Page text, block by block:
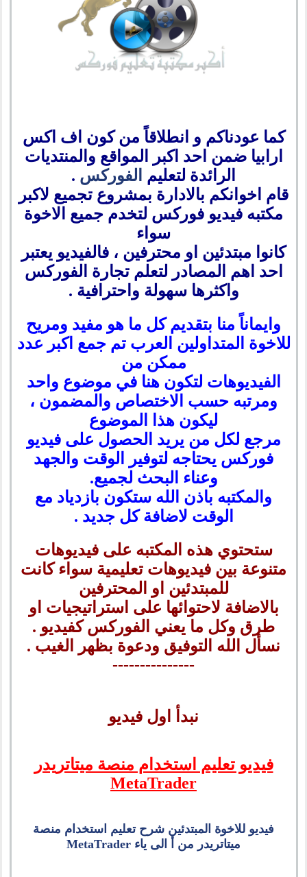
كما عودناكم و انطلاقاً من كون اف اكس
ارابيا ضمن احد اكبر المواقع والمنتديات
الرائدة لتعليم الفوركس .
قام اخوانكم بالادارة بمشروع تجميع لاكبر
مكتبه فيديو فوركس لتخدم جميع الاخوة
سواء
كانوا مبتدئين او محترفين ، فالفيديو يعتبر
احد اهم المصادر لتعلم تجارة الفوركس
واكثرها سهولة واحترافية .
وايماناً منا بتقديم كل ما هو مفيد ومريح
للاخوة المتداولين العرب تم جمع اكبر عدد
ممكن من
الفيديوهات لتكون هنا في موضوع واحد
ومرتبه حسب الاختصاص والمضمون ،
ليكون هذا الموضوع
مرجع لكل من يريد الحصول على فيديو
فوركس يحتاجه لتوفير الوقت والجهد
وعناء البحث لجميع.
والمكتبه باذن الله ستكون بازدياد مع
الوقت لاضافة كل جديد .
ستحتوي هذه المكتبه على فيديوهات
متنوعة بين فيديوهات تعليمية سواء كانت
للمبتدئين او المحترفين
بالاضافة لاحتوائها على استراتيجيات او
طرق وكل ما يعني الفوركس كفيديو .
نسأل الله التوفيق ودعوة بظهر الغيب .
---------------
نبدأ اول فيديو
فيديو تعليم استخدام منصة ميتاتريدر
MetaTrader
فيديو للاخوة المبتدئين شرح تعليم استخدام منصة
ميتاتريدر من أ الى ياء MetaTrader